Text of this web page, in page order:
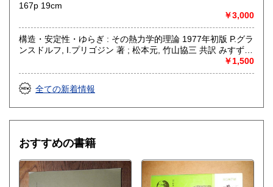
167p 19cm
￥3,000
構造・安定性・ゆらぎ : その熱力学的理論 1977年初版 P.グラ
ンスドルフ, I.プリゴジン 著 ; 松本元, 竹山協三 共訳 みすず書
房〈熱力学の方法を、平衡はもとより非線形性や不安定性を
も含むあらゆる現象へ拡張できないであろうか？ ……新し
い「構造」は常に不安定性の結果として出現する。すなわち
それはゆらぎから生じるものである。ふつうはゆらぎが生じ
びつけ、ゆらぎの巨視的理論を包含する一般化された熱力学
を作り上げなくてはならない。〉散逸構造の理論で、1977
年、ノーベル化学賞を受賞したプリゴジンの、グランスドル
フとの共著による初期の著作。開放系に現れる構造の問題
を、非平衡熱力学の立場から、物理学、化学、生物学につい
￥1,500
全ての新着情報
おすすめの書籍